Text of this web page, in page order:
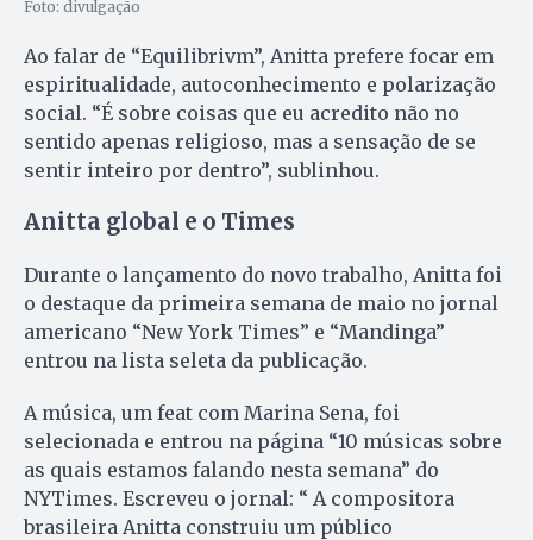
Foto: divulgação
Ao falar de “Equilibrivm”, Anitta prefere focar em
espiritualidade, autoconhecimento e polarização
social. “É sobre coisas que eu acredito não no
sentido apenas religioso, mas a sensação de se
sentir inteiro por dentro”, sublinhou.
Anitta global e o Times
Durante o lançamento do novo trabalho, Anitta foi
o destaque da primeira semana de maio no jornal
americano “New York Times” e “Mandinga”
entrou na lista seleta da publicação.
A música, um feat com Marina Sena, foi
selecionada e entrou na página “10 músicas sobre
as quais estamos falando nesta semana” do
NYTimes. Escreveu o jornal: “ A compositora
brasileira Anitta construiu um público